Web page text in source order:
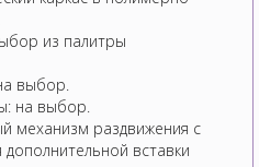
из палитры
выбор.
на выбор.
механизм раздвижения с
вставки